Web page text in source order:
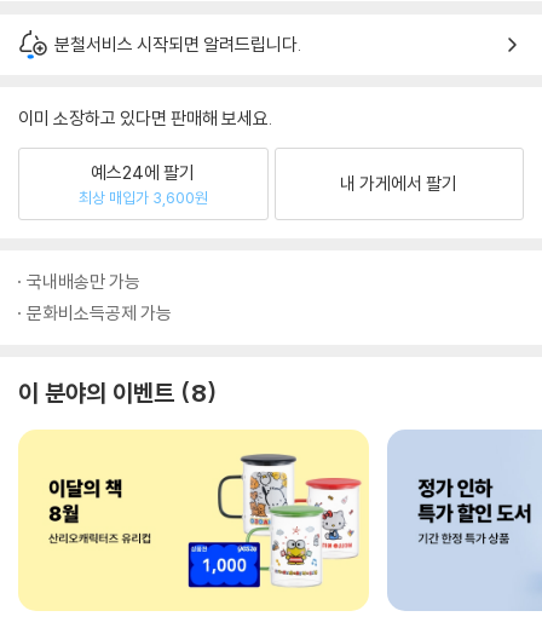
분철서비스 시작되면 알려드립니다.
이미 소장하고 있다면 판매해 보세요.
예스24에 팔기
최상 매입가 3,600원
내 가게에서 팔기
국내배송만 가능
문화비소득공제 가능
이 분야의 이벤트 8